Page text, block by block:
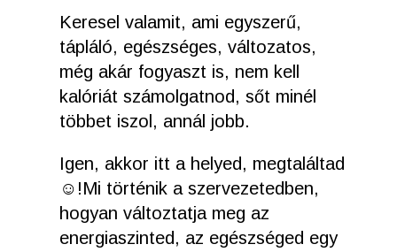
Keresel valamit, ami egyszerű,
tápláló, egészséges, változatos,
még akár fogyaszt is, nem kell
kalóriát számolgatnod, sőt minél
többet iszol, annál jobb.
Igen, akkor itt a helyed, megtaláltad
☺!Mi történik a szervezetedben,
hogyan változtatja meg az
energiaszinted, az egészséged egy